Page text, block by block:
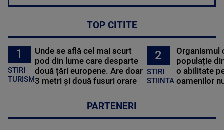
TOP CITITE
1
STIRI
TURISM
Unde se află cel mai scurt
pod din lume care desparte
două țări europene. Are doar
3 metri și două fusuri orare
2
STIRI
STIINTA
Organismul
populație
o abilitate
oamenilor
PARTENERI